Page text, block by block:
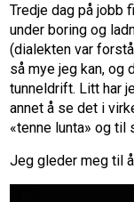
Tredje dag på jobb
under boring og
(dialekten var
så mye jeg kan, og
tunneldrift. Litt har
annet å se det i
«tenne lunta» og
Jeg gleder meg til